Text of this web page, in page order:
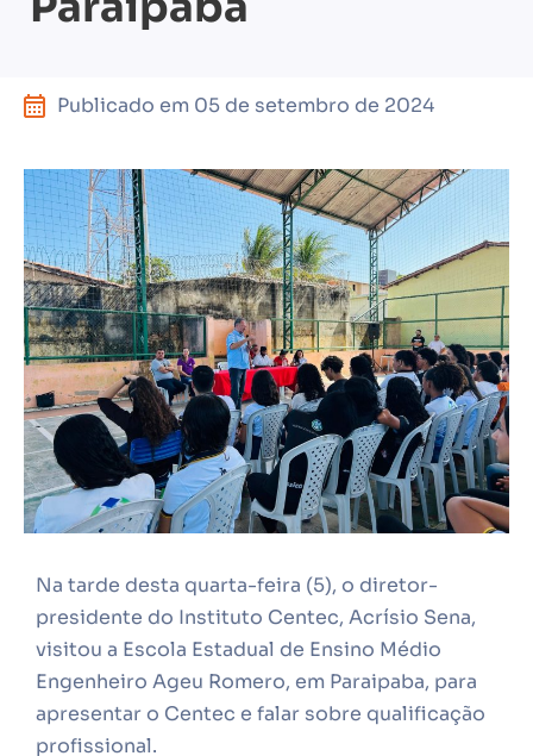
Publicado em 05 de setembro de 2024
Na tarde desta quarta-feira (5), o diretor-
presidente do Instituto Centec, Acrísio Sena,
visitou a Escola Estadual de Ensino Médio
Engenheiro Ageu Romero, em Paraipaba, para
apresentar o Centec e falar sobre qualificação
profissional.